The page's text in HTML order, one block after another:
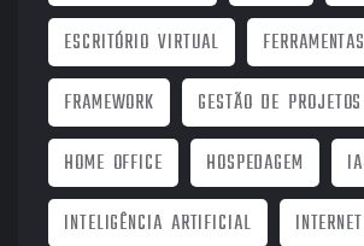
ESCRITÓRIO VIRTUAL
FERRAMENTAS
FRAMEWORK
GESTÃO DE PROJETOS
HOME OFFICE
HOSPEDAGEM
IA
INTELIGÊNCIA ARTIFICIAL
INTERNET